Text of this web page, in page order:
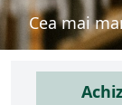
Cea mai